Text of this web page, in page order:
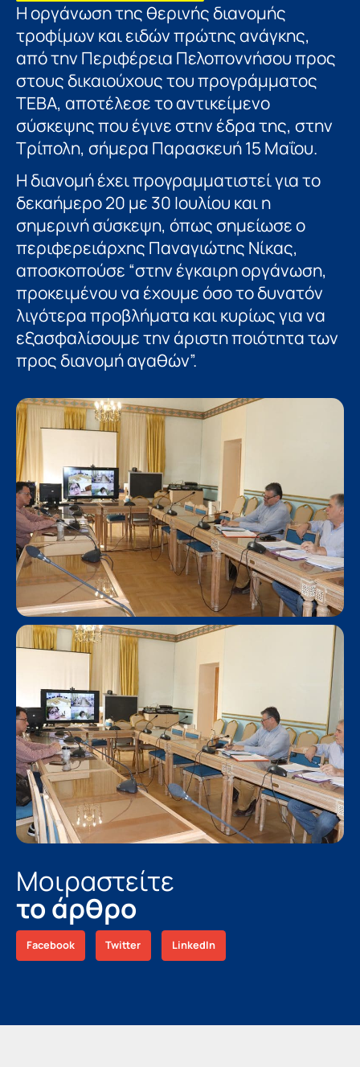
Η οργάνωση της θερινής διανομής
τροφίμων και ειδών πρώτης ανάγκης,
από την Περιφέρεια Πελοποννήσου προς
στους δικαιούχους του προγράμματος
ΤΕΒΑ, αποτέλεσε το αντικείμενο
σύσκεψης που έγινε στην έδρα της, στην
Τρίπολη, σήμερα Παρασκευή 15 Μαΐου.
Η διανομή έχει προγραμματιστεί για το
δεκαήμερο 20 με 30 Ιουλίου και η
σημερινή σύσκεψη, όπως σημείωσε ο
περιφερειάρχης Παναγιώτης Νίκας,
αποσκοπούσε “στην έγκαιρη οργάνωση,
προκειμένου να έχουμε όσο το δυνατόν
λιγότερα προβλήματα και κυρίως για να
εξασφαλίσουμε την άριστη ποιότητα των
προς διανομή αγαθών”.
Μοιραστείτε
το άρθρο
Facebook Twitter LinkedIn